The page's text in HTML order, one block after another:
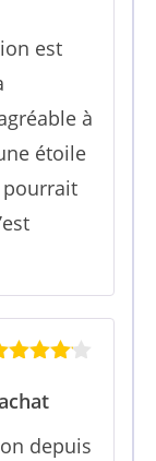
est
à
étoile
pourrait
depuis